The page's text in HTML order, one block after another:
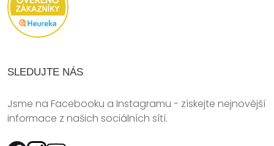
SLEDUJTE NÁS
Jsme na Facebooku a Instagramu - získejte nejnovější
informace z našich sociálních sítí.